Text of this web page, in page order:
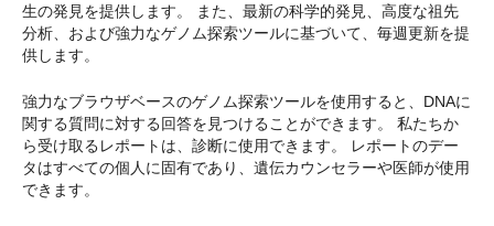
生の発見を提供します。 また、最新の科学的発見、高度な祖先
分析、および強力なゲノム探索ツールに基づいて、毎週更新を提
供します。
強力なブラウザベースのゲノム探索ツールを使用すると、DNAに
関する質問に対する回答を見つけることができます。 私たちか
ら受け取るレポートは、診断に使用できます。 レポートのデー
タはすべての個人に固有であり、遺伝カウンセラーや医師が使用
できます。